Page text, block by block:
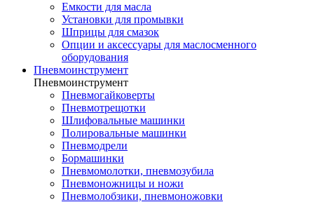
Емкости для масла
Установки для промывки
Шприцы для смазок
Опции и аксессуары для маслосменного
оборудования
Пневмоинструмент
Пневмоинструмент
Пневмогайковерты
Пневмотрещотки
Шлифовальные машинки
Полировальные машинки
Пневмодрели
Бормашинки
Пневмомолотки, пневмозубила
Пневмоножницы и ножи
Пневмолобзики, пневмоножовки